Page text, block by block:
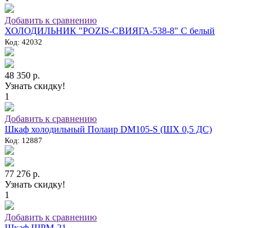
Добавить к сравнению
ХОЛОДИЛЬНИК "POZIS-СВИЯГА-538-8" C белый
Код: 42032
48 350 р.
Узнать скидку!
1
Добавить к сравнению
Шкаф холодильный Полаир DM105-S (ШХ 0,5 ДС)
Код: 12887
77 276 р.
Узнать скидку!
1
Добавить к сравнению